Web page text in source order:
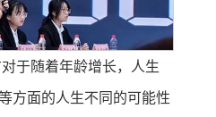
于随着年龄增长，人生
方面的人生不同的可能性